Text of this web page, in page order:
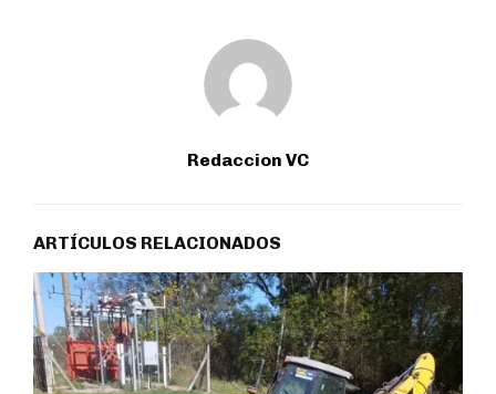
Redaccion VC
ARTÍCULOS RELACIONADOS